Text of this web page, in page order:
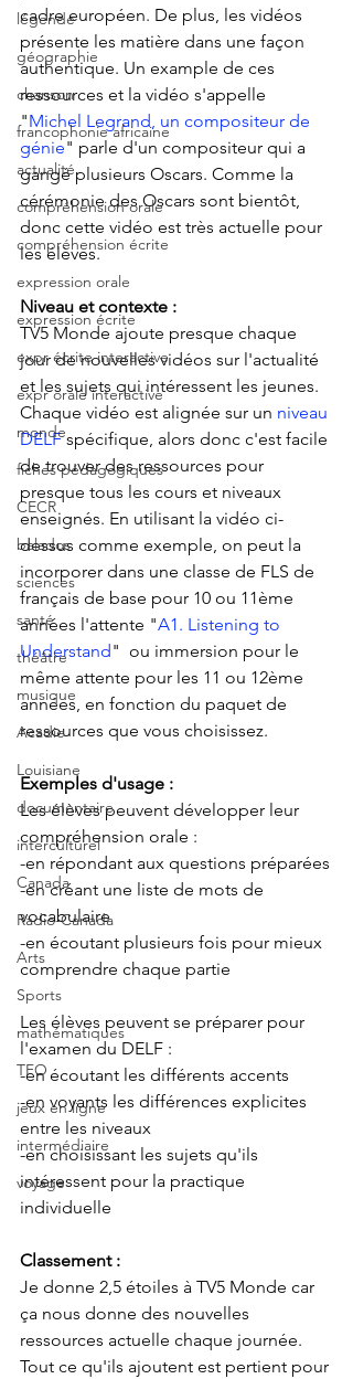
légende
géographie
chanson
francophonie africaine
actualité
compréhension orale
compréhension écrite
expression orale
expression écrite
expr écrite interactive
expr orale interactive
monde
fiches pédagogiques
CECR
balados
sciences
santé
théâtre
musique
Acadie
Louisiane
documentaire
interculturel
Canada
Radio-Canada
Arts
Sports
mathématiques
TFO
jeux en ligne
intermédiaire
voyage
cadre européen. De plus, les vidéos
présente les matière dans une façon
authentique. Un example de ces
ressources et la vidéo s'appelle
"Michel Legrand, un compositeur de
génie" parle d'un compositeur qui a
gangé plusieurs Oscars. Comme la
cérémonie des Oscars sont bientôt,
donc cette vidéo est très actuelle pour
les élèves.
Niveau et contexte :
TV5 Monde ajoute presque chaque
jour de nouvelles vidéos sur l'actualité
et les sujets qui intéressent les jeunes.
Chaque vidéo est alignée sur un niveau
DELF spécifique, alors donc c'est facile
de trouver des ressources pour
presque tous les cours et niveaux
enseignés. En utilisant la vidéo ci-
dessus comme exemple, on peut la
incorporer dans une classe de FLS de
français de base pour 10 ou 11ème
années l'attente "A1. Listening to
Understand"  ou immersion pour le
même attente pour les 11 ou 12ème
années, en fonction du paquet de
ressources que vous choisissez.
Exemples d'usage :
Les élèves peuvent développer leur
compréhension orale :
-en répondant aux questions préparées
-en créant une liste de mots de
vocabulaire
-en écoutant plusieurs fois pour mieux
comprendre chaque partie
Les élèves peuvent se préparer pour
l'examen du DELF :
-en écoutant les différents accents
-en voyants les différences explicites
entre les niveaux
-en choisissant les sujets qu'ils
intéressent pour la practique
individuelle
Classement :
Je donne 2,5 étoiles à TV5 Monde car
ça nous donne des nouvelles
ressources actuelle chaque journée.
Tout ce qu'ils ajoutent est pertient pour